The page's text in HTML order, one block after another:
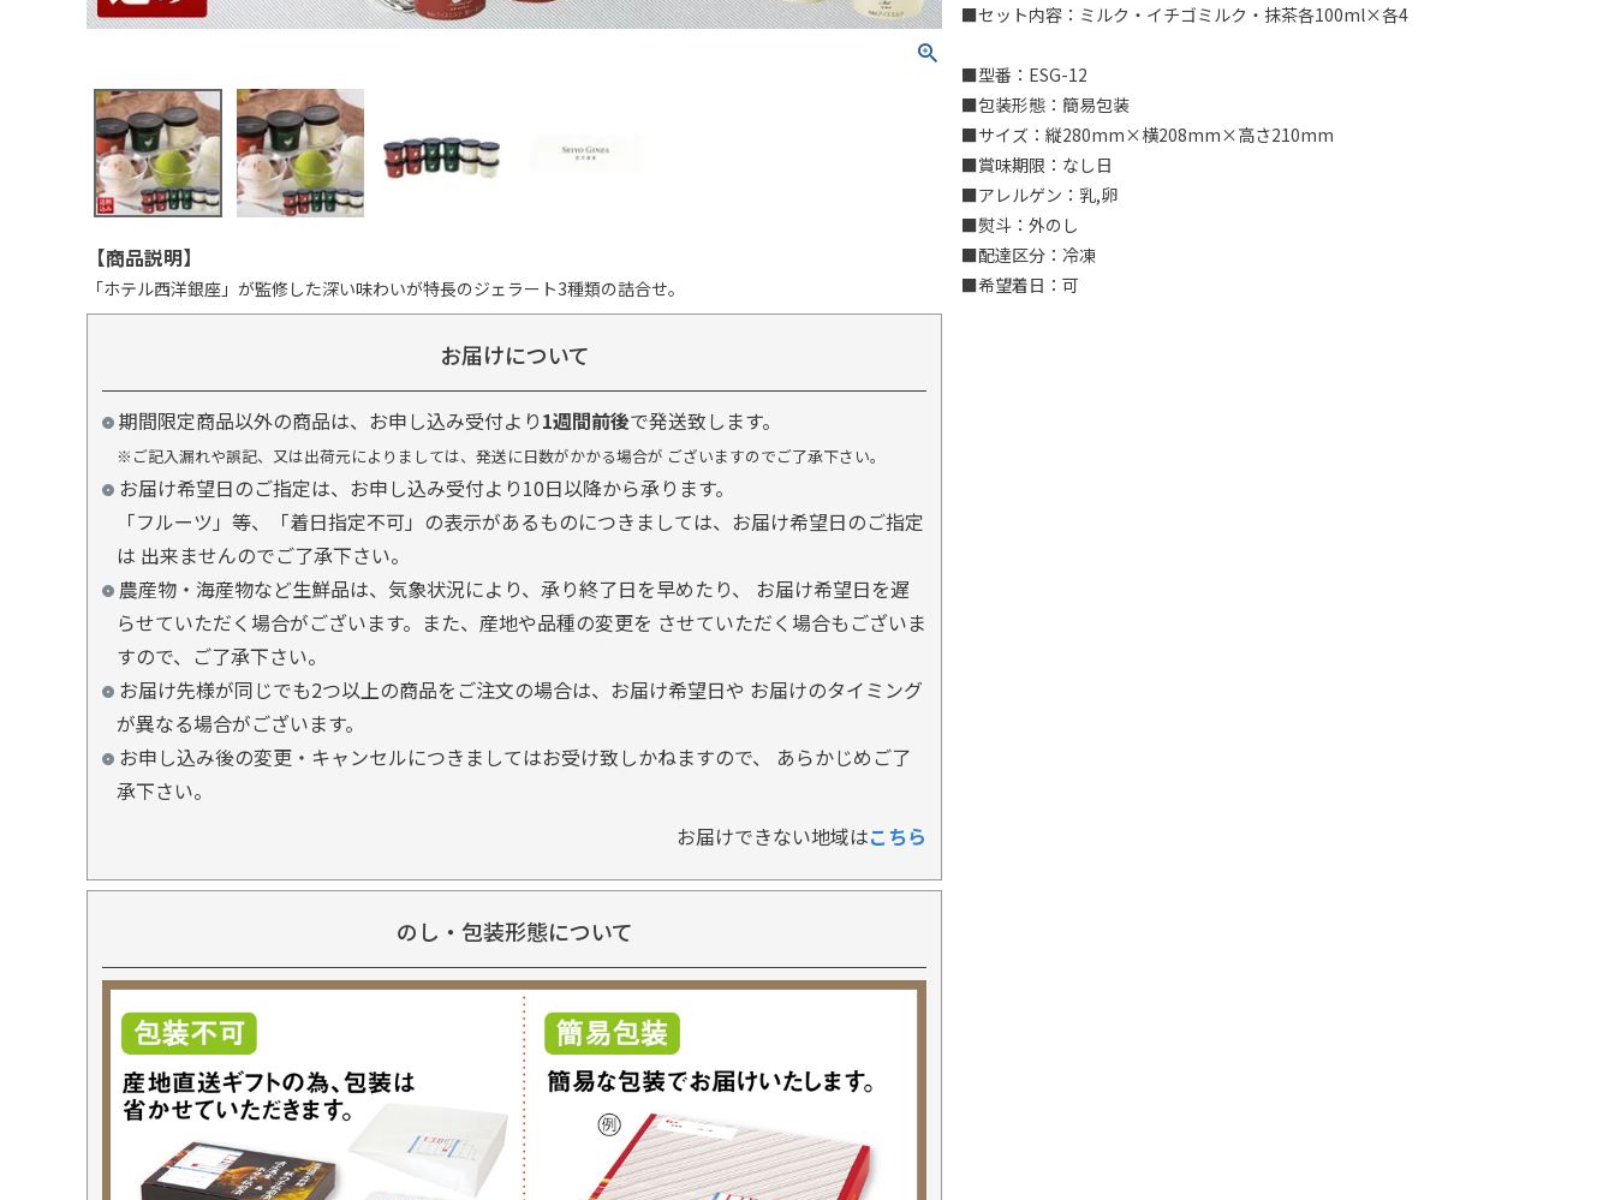
【商品説明】
「ホテル西洋銀座」が監修した深い味わいが特長のジェラート3種類の詰合せ。
お届けについて
期間限定商品以外の商品は、お申し込み受付より1週間前後で発送致します。
※ご記入漏れや誤記、又は出荷元によりましては、発送に日数がかかる場合が ございますのでご了承下さい。
お届け希望日のご指定は、お申し込み受付より10日以降から承ります。
「フルーツ」等、「着日指定不可」の表示があるものにつきましては、お届け希望日のご指定
は 出来ませんのでご了承下さい。
農産物・海産物など生鮮品は、気象状況により、承り終了日を早めたり、 お届け希望日を遅
らせていただく場合がございます。また、産地や品種の変更を させていただく場合もございま
すので、ご了承下さい。
お届け先様が同じでも2つ以上の商品をご注文の場合は、お届け希望日や お届けのタイミング
が異なる場合がございます。
お申し込み後の変更・キャンセルにつきましてはお受け致しかねますので、 あらかじめご了
承下さい。
お届けできない地域はこちら
のし・包装形態について
■セット内容：ミルク・イチゴミルク・抹茶各100ml×各4
■型番：ESG-12
■包装形態：簡易包装
■サイズ：縦280mm×横208mm×高さ210mm
■賞味期限：なし日
■アレルゲン：乳,卵
■熨斗：外のし
■配達区分：冷凍
■希望着日：可